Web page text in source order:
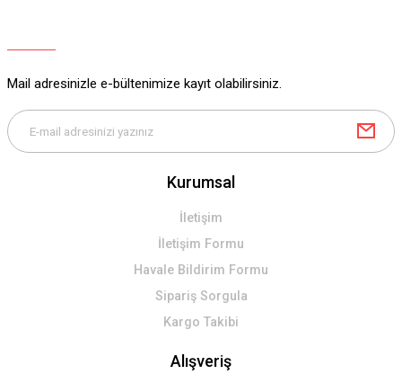
Bu ürüne benzer farklı alternatifler olmalı.
Gönder
Mail adresinizle e-bültenimize kayıt olabilirsiniz.
Kurumsal
İletişim
İletişim Formu
Havale Bildirim Formu
Sipariş Sorgula
Kargo Takibi
Alışveriş